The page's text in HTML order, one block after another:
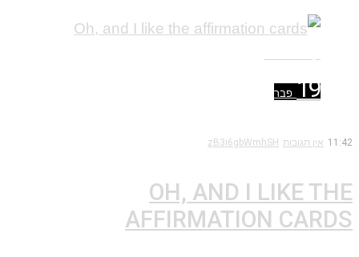
19 פבר
11:42 אין תגובות zB3i6gbWmhSH
OH, AND I LIKE THE
AFFIRMATION CARDS